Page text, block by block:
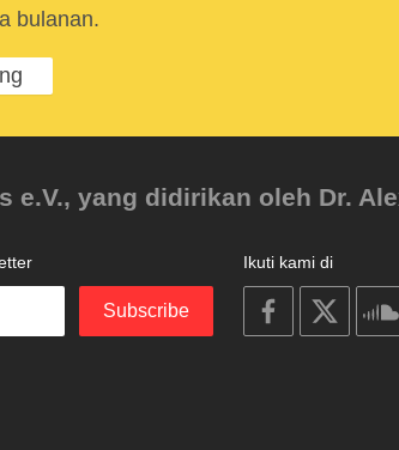
bulanan.
yang didirikan oleh Dr.
Ikuti kami di
on
facebook
Subscribe